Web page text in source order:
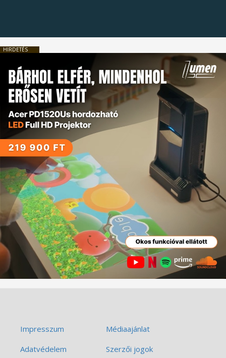
HIRDETÉS
Impresszum
Médiaajánlat
Adatvédelem
Szerzői jogok